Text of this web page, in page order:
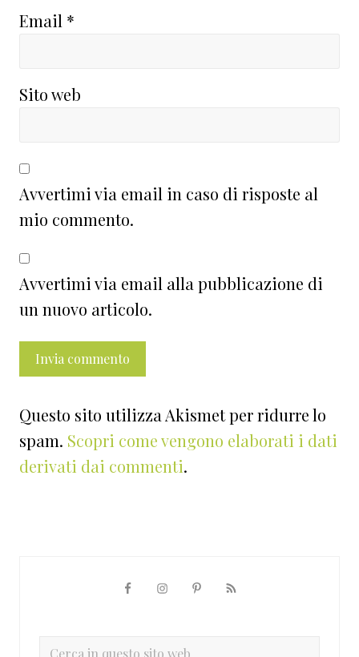
Email *
Sito web
Avvertimi via email in caso di risposte al
mio commento.
Avvertimi via email alla pubblicazione di
un nuovo articolo.
Questo sito utilizza Akismet per ridurre lo
spam. Scopri come vengono elaborati i dati
derivati dai commenti.
primaria
Cerca